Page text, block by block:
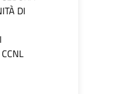
DI